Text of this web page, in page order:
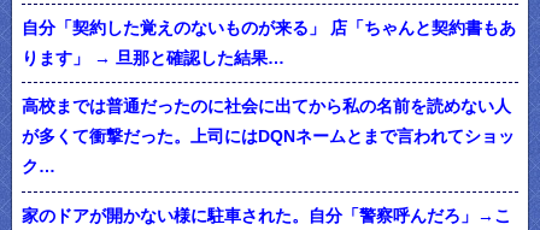
自分「契約した覚えのないものが来る」 店「ちゃんと契約書もあ
ります」 → 旦那と確認した結果…
高校までは普通だったのに社会に出てから私の名前を読めない人
が多くて衝撃だった。上司にはDQNネームとまで言われてショッ
ク…
家のドアが開かない様に駐車された。自分「警察呼んだろ」→こ